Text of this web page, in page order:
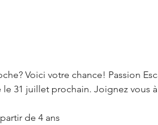
Voici votre chance! Passion
le 31 juillet prochain. Joignez vous
de 4 ans